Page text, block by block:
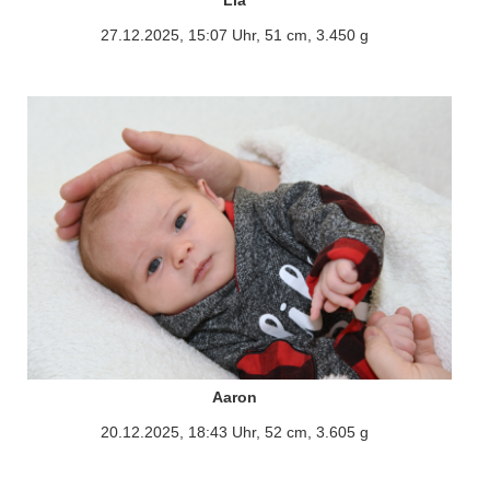
27.12.2025, 15:07 Uhr, 51 cm, 3.450 g
Aaron
20.12.2025, 18:43 Uhr, 52 cm, 3.605 g